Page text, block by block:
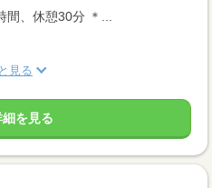
、休憩30分 ＊...
見る
を見る